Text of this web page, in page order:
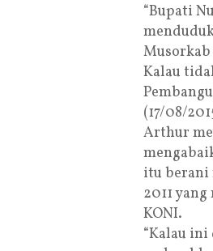
“Bupati
Musorkab
Kalau
(17/08/
Arthur
itu berani
2011
KONI.
“Kalau